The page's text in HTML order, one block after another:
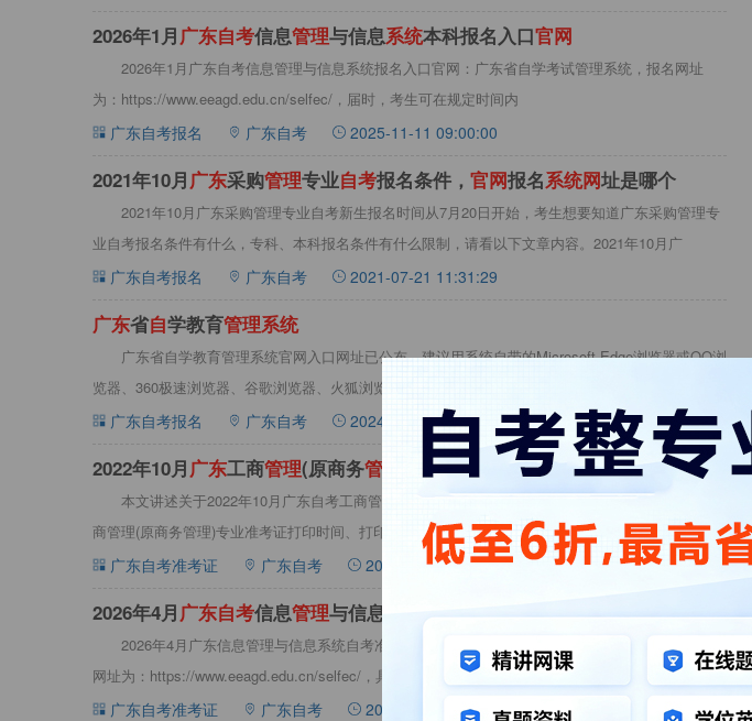
2026年1月广东自考信息管理与信息系统本科报名入口官网
2026年1月广东自考信息管理与信息系统报名入口官网：广东省自学考试管理系统，报名网址
为：https://www.eeagd.edu.cn/selfec/，届时，考生可在规定时间内
广东自考报名 广东自考 2025-11-11 09:00:00
2021年10月广东采购管理专业自考报名条件， 官网报名系统网址是哪个
2021年10月广东采购管理专业自考新生报名时间从7月20日开始，考生想要知道广东采购管理专
业自考报名条件有什么，专科、本科报名条件有什么限制，请看以下文章内容。2021年10月广
广东自考报名 广东自考 2021-07-21 11:31:29
广东省自学教育管理系统
广东省自学教育管理系统官网入口网址已公布，建议用系统自带的Microsoft Edge浏览器或QQ浏
览器、360极速浏览器、谷歌浏览器、火狐浏览器等非IE内核的浏览器登录报考广东省
广东自考报名 广东自考 2024-08-23 09:00:00
​2022年10月广东工商管理(原商务管 )专业自考 考证打印系统官方 网址入口
本文讲述关于2022年10月广东自考工商管理(原商务管理)专业准考证打印相关内容，包括自考工
商管理(原商务管理)专业准考证打印时间、打印入口、打印要求、打印方式等，详情请考生看文章
广东自考准考证 广东自考 2022-09-16 09:00:00
2026年4月广东自考信息管理与信息 本科准考证打印入口官网
2026年4月广东信息管理与信息系统自考准考证打印入口官网：广东省自学考试管理系统，打印
网址为：https://www.eeagd.edu.cn/selfec/，具体请详见下文：2
广东自考准考证 广东自考 2026-02-04 09:00:00